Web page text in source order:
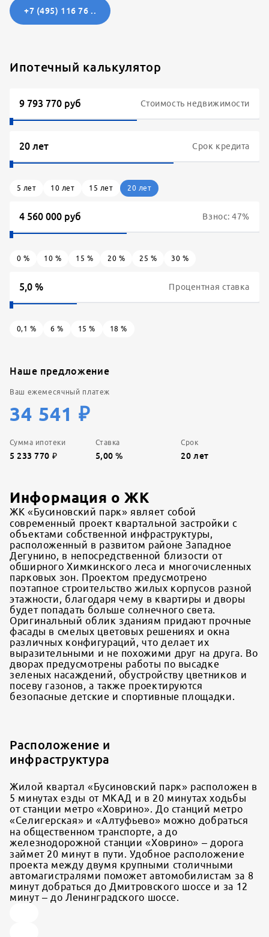
+7 (495) 116 76 ..
Ипотечный калькулятор
Стоимость недвижимости
Взнос:47%
0 % 10 % 15 % 20 % 25 % 30 %
Срок кредита
5 лет 10 лет 15 лет 20 лет
Процентная ставка
0,1 % 6 % 15 % 18 %
Наше предложение
Ваш ежемесячный платеж
34 541 ₽
Сумма ипотеки
5 233 770 ₽
Ставка
5,00 %
Срок
20 лет
Информация о ЖК
ЖК «Бусиновский парк» являет собой
современный проект квартальной застройки с
объектами собственной инфраструктуры,
расположенный в развитом районе Западное
Дегунино, в непосредственной близости от
обширного Химкинского леса и многочисленных
парковых зон. Проектом предусмотрено
поэтапное строительство жилых корпусов разной
этажности, благодаря чему в квартиры и дворы
будет попадать больше солнечного света.
Оригинальный облик зданиям придают прочные
фасады в смелых цветовых решениях и окна
различных конфигураций, что делает их
выразительными и не похожими друг на друга. Во
дворах предусмотрены работы по высадке
зеленых насаждений, обустройству цветников и
посеву газонов, а также проектируются
безопасные детские и спортивные площадки.
Расположение и
инфраструктура
Жилой квартал «Бусиновский парк» расположен в
5 минутах езды от МКАД и в 20 минутах ходьбы
от станции метро «Ховрино». До станций метро
«Селигерская» и «Алтуфьево» можно добраться
на общественном транспорте, а до
железнодорожной станции «Ховрино» – дорога
займет 20 минут в пути. Удобное расположение
проекта между двумя крупными столичными
автомагистралями поможет автомобилистам за 8
минут добраться до Дмитровского шоссе и за 12
минут – до Ленинградского шоссе.